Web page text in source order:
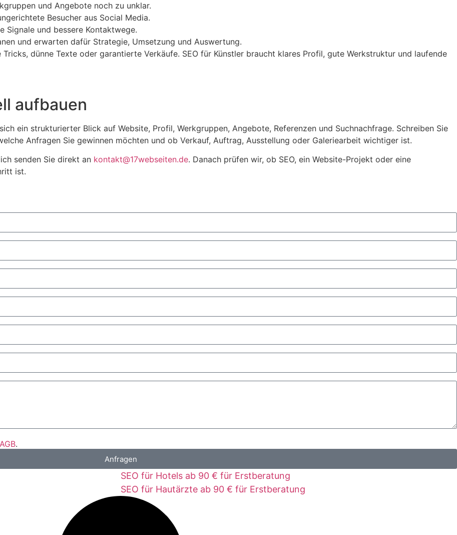
und Angebote noch zu unklar.
Besucher aus Social Media.
Signale und bessere Kontaktwege.
und erwarten dafür Strategie, Umsetzung und Auswertung.
dünne Texte oder garantierte Verkäufe. SEO für Künstler braucht klares Profil, gute Werkstruktur und laufende
aufbauen
ein strukturierter Blick auf Website, Profil, Werkgruppen, Angebote, Referenzen und Suchnachfrage. Schreiben Sie
Anfragen Sie gewinnen möchten und ob Verkauf, Auftrag, Ausstellung oder Galeriearbeit wichtiger ist.
senden Sie direkt an kontakt@17webseiten.de. Danach prüfen wir, ob SEO, ein Website-Projekt oder eine
ist.
AGB.
Anfragen
SEO für Hotels ab 90 € für Erstberatung
SEO für Hautärzte ab 90 € für Erstberatung